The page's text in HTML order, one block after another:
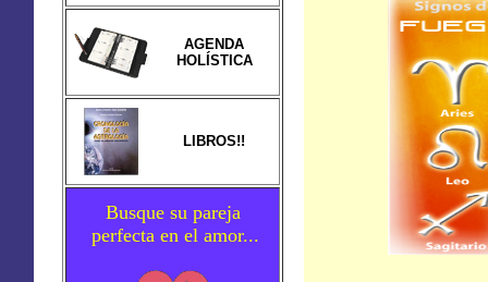
AGENDA
HOLÍSTICA
LIBROS!!
Busque su pareja
perfecta en el amor...